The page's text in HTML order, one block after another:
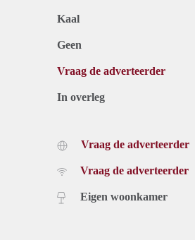
Kaal
Geen
Vraag de adverteerder
In overleg
Vraag de adverteerder
Vraag de adverteerder
Eigen woonkamer